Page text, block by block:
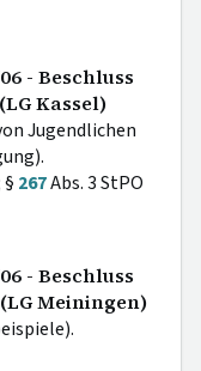
- Beschluss
Kassel)
Jugendlichen
267Abs. 3 StPO
- Beschluss
Meiningen)